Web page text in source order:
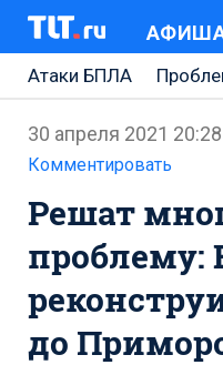
Атаки БПЛА
Ремонт Центральной
Ремонт Обводного
Набережная Тольятти
Неделя Тольятти
30 апреля 2021 20:28
Комментировать
Решат
проблему:
до